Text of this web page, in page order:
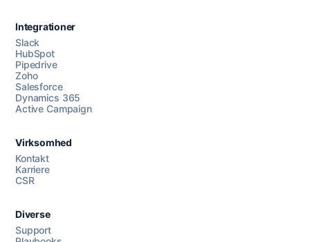
Chat med oss
Integrationer
Slack
HubSpot
Pipedrive
Zoho
Salesforce
Dynamics 365
Active Campaign
Virksomhed
Kontakt
Karriere
CSR
Diverse
Support